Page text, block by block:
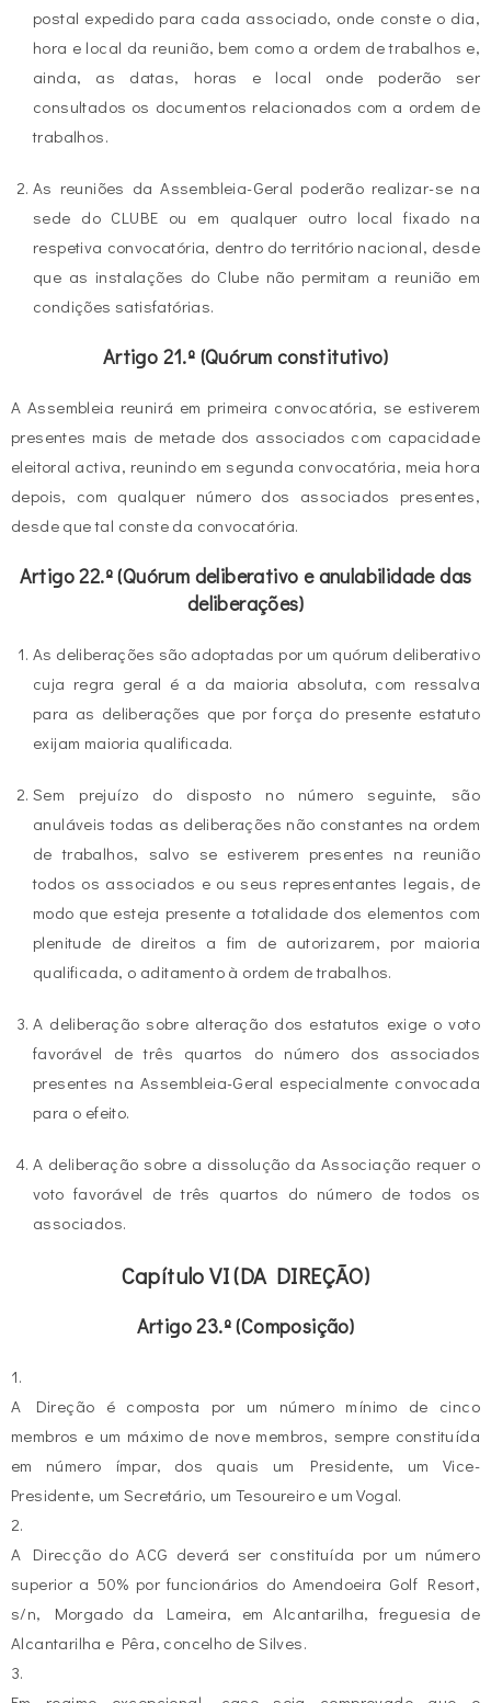
postal expedido para cada associado, onde conste o dia,
hora e local da reunião, bem como a ordem de trabalhos e,
ainda, as datas, horas e local onde poderão ser
consultados os documentos relacionados com a ordem de
trabalhos.
As reuniões da Assembleia-Geral poderão realizar-se na
sede do CLUBE ou em qualquer outro local fixado na
respetiva convocatória, dentro do território nacional, desde
que as instalações do Clube não permitam a reunião em
condições satisfatórias.
Artigo 21.º (Quórum constitutivo)
A Assembleia reunirá em primeira convocatória, se estiverem
presentes mais de metade dos associados com capacidade
eleitoral activa, reunindo em segunda convocatória, meia hora
depois, com qualquer número dos associados presentes,
desde que tal conste da convocatória.
Artigo 22.º (Quórum deliberativo e anulabilidade das
deliberações)
As deliberações são adoptadas por um quórum deliberativo
cuja regra geral é a da maioria absoluta, com ressalva
para as deliberações que por força do presente estatuto
exijam maioria qualificada.
Sem prejuízo do disposto no número seguinte, são
anuláveis todas as deliberações não constantes na ordem
de trabalhos, salvo se estiverem presentes na reunião
todos os associados e ou seus representantes legais, de
modo que esteja presente a totalidade dos elementos com
plenitude de direitos a fim de autorizarem, por maioria
qualificada, o aditamento à ordem de trabalhos.
A deliberação sobre alteração dos estatutos exige o voto
favorável de três quartos do número dos associados
presentes na Assembleia-Geral especialmente convocada
para o efeito.
A deliberação sobre a dissolução da Associação requer o
voto favorável de três quartos do número de todos os
associados.
Capítulo VI (DA DIREÇÃO)
Artigo 23.º (Composição)
1.
A Direção é composta por um número mínimo de cinco
membros e um máximo de nove membros, sempre constituída
em número ímpar, dos quais um Presidente, um Vice-
Presidente, um Secretário, um Tesoureiro e um Vogal.
2.
A Direcção do ACG deverá ser constituída por um número
superior a 50% por funcionários do Amendoeira Golf Resort,
s/n, Morgado da Lameira, em Alcantarilha, freguesia de
Alcantarilha e Pêra, concelho de Silves.
3.